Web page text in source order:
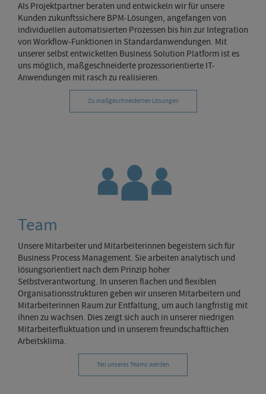
Als Projektpartner beraten und entwickeln wir für unsere
Kunden zukunftssichere BPM-Lösungen, angefangen von
individuellen automatisierten Prozessen bis hin zur Integration
von Workflow-Funktionen in Standardanwendungen. Mit
unserer selbst entwickelten Business Solution Platform ist es
uns möglich, maßgeschneiderte prozessorientierte IT-
Anwendungen mit rasch zu realisieren.
Zu maßgeschneiderten Lösungen
Team
Unsere Mitarbeiter und Mitarbeiterinnen begeistern sich für
Business Process Management. Sie arbeiten analytisch und
lösungsorientiert nach dem Prinzip hoher
Selbstverantwortung. In unseren flachen und flexiblen
Organisationsstrukturen geben wir unseren Mitarbeitern und
Mitarbeiterinnen Raum zur Entfaltung, um auch langfristig mit
ihnen zu wachsen. Dies zeigt sich auch in unserer niedrigen
Mitarbeiterfluktuation und in unserem freundschaftlichen
Arbeitsklima.
Teil unseres Teams werden